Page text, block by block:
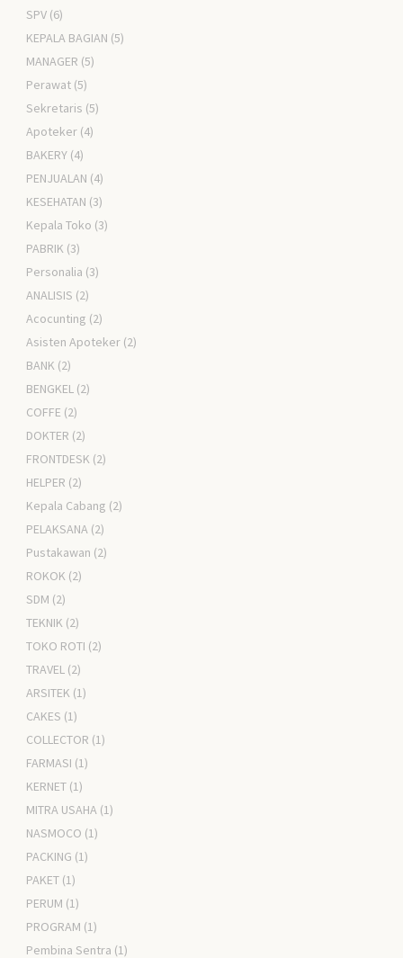
SPV (6)
KEPALA BAGIAN (5)
MANAGER (5)
Perawat (5)
Sekretaris (5)
Apoteker (4)
BAKERY (4)
PENJUALAN (4)
KESEHATAN (3)
Kepala Toko (3)
PABRIK (3)
Personalia (3)
ANALISIS (2)
Acocunting (2)
Asisten Apoteker (2)
BANK (2)
BENGKEL (2)
COFFE (2)
DOKTER (2)
FRONTDESK (2)
HELPER (2)
Kepala Cabang (2)
PELAKSANA (2)
Pustakawan (2)
ROKOK (2)
SDM (2)
TEKNIK (2)
TOKO ROTI (2)
TRAVEL (2)
ARSITEK (1)
CAKES (1)
COLLECTOR (1)
FARMASI (1)
KERNET (1)
MITRA USAHA (1)
NASMOCO (1)
PACKING (1)
PAKET (1)
PERUM (1)
PROGRAM (1)
Pembina Sentra (1)